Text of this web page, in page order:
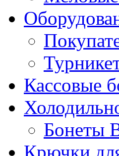
Кассовые
Бонеты
Крючки